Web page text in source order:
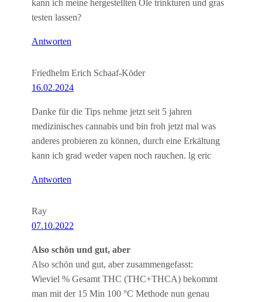
kann ich meine hergestellten Öle trinkturen und gras
testen lassen?
Antworten
Friedhelm Erich Schaaf-Köder
16.02.2024
Danke für die Tips nehme jetzt seit 5 jahren
medizinisches cannabis und bin froh jetzt mal was
anderes probieren zu können, durch eine Erkältung
kann ich grad weder vapen noch rauchen. lg eric
Antworten
Ray
07.10.2022
Also schön und gut, aber
Also schön und gut, aber zusammengefasst:
Wieviel % Gesamt THC (THC+THCA) bekommt
man mit der 15 Min 100 °C Methode nun genau